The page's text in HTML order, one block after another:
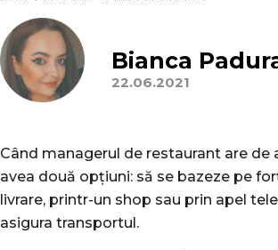
Bianca
22.06.2021
Când managerul de restaurant are de
avea două opțiuni: să se bazeze pe
livrare, printr-un shop sau prin apel
asigura transportul.